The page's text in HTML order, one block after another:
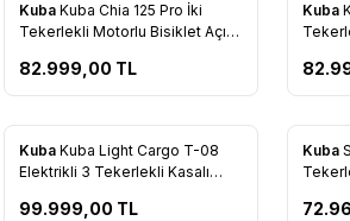
Kuba Kuba Chia 125 Pro İki
Tekerlekli Motorlu Bisiklet Açık
82.999,00 TL
Kuba
Kuba Kuba Light Cargo T-08
Elektrikli 3 Tekerlekli Kasalı
99.999,00 TL
Tükendi
Kuba